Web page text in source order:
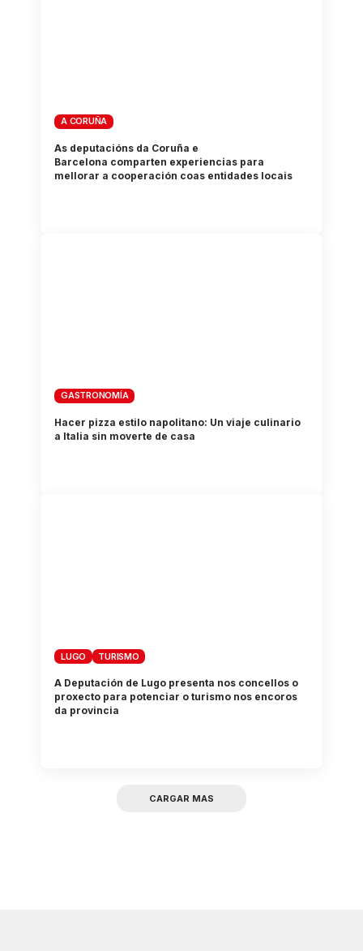
A CORUÑA
As deputacións da Coruña e
Barcelona comparten experiencias para
mellorar a cooperación coas entidades locais
GASTRONOMÍA
Hacer pizza estilo napolitano: Un viaje culinario
a Italia sin moverte de casa
LUGO TURISMO
A Deputación de Lugo presenta nos concellos o
proxecto para potenciar o turismo nos encoros
da provincia
CARGAR MAS